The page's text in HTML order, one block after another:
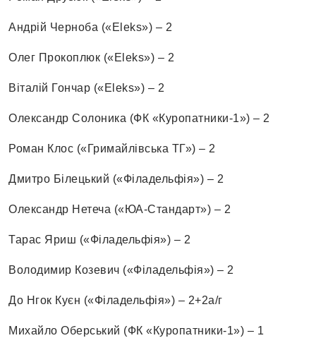
Андрій Черноба («Eleks») – 2
Олег Прокоплюк («Eleks») – 2
Віталій Гончар («Eleks») – 2
Олександр Солоника (ФК «Куропатники-1») – 2
Роман Клос («Гримайлівська ТГ») – 2
Дмитро Білецький («Філадельфія») – 2
Олександр Нетеча («ЮА-Стандарт») – 2
Тарас Яриш («Філадельфія») – 2
Володимир Козевич («Філадельфія») – 2
До Нгок Куєн («Філадельфія») – 2+2а/г
Михайло Оберський (ФК «Куропатники-1») – 1